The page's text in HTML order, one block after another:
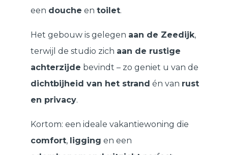
een douche en toilet.
Het gebouw is gelegen aan de Zeedijk,
terwijl de studio zich aan de rustige
achterzijde bevindt – zo geniet u van de
dichtbijheid van het strand én van rust
en privacy.
Kortom: een ideale vakantiewoning die
comfort, ligging en een